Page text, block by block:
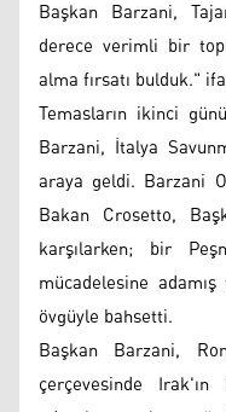
Başkan Barzani,
derece verimli bir
alma fırsatı bulduk."
Temasların ikinci
Barzani, İtalya
araya geldi. Barzani
Bakan Crosetto,
karşılarken; bir
mücadelesine
övgüyle bahsetti.
Başkan Barzani,
çerçevesinde